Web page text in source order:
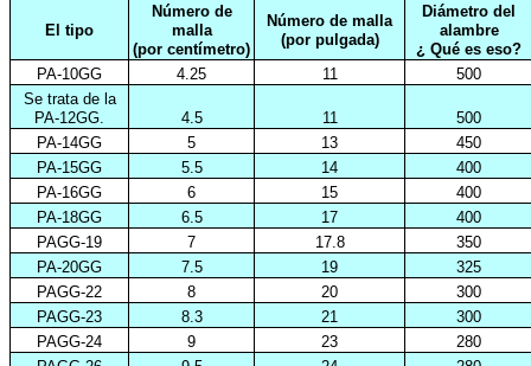
El tipo
Número de
malla
(por centímetro)
Número de malla
(por pulgada)
Diámetro del
alambre
¿ Qué es eso?
PA-10GG
4.25 11
500
Se trata de la
PA-12GG.
4.5 11
500
PA-14GG
5 13
450
PA-15GG
5.5 14
400
PA-16GG
6 15
400
PA-18GG
6.5 17
400
PAGG-19
7 17.8
350
PA-20GG
7.5 19
325
PAGG-22
8 20
300
PAGG-23
8.3 21
300
PAGG-24
9 23
280